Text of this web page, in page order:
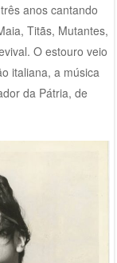
anos cantando
Titãs, Mutantes,
O estouro veio
italiana, a música
da Pátria, de